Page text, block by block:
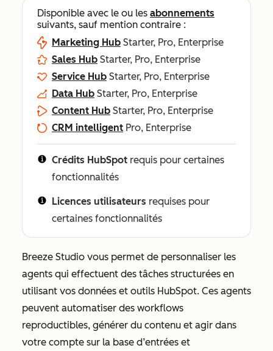
Disponible avec le ou les abonnements
suivants, sauf mention contraire :
Marketing Hub Starter, Pro, Enterprise
Sales Hub Starter, Pro, Enterprise
Service Hub Starter, Pro, Enterprise
Data Hub Starter, Pro, Enterprise
Content Hub Starter, Pro, Enterprise
CRM intelligent Pro, Enterprise
Crédits HubSpot requis pour certaines
fonctionnalités
Licences utilisateurs requises pour
certaines fonctionnalités
Breeze Studio vous permet de personnaliser les
agents qui effectuent des tâches structurées en
utilisant vos données et outils HubSpot. Ces agents
peuvent automatiser des workflows
reproductibles, générer du contenu et agir dans
votre compte sur la base d’entrées et